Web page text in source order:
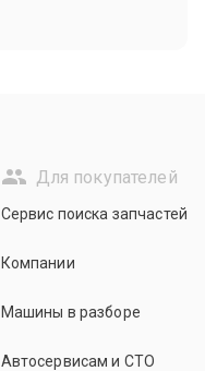
Для покупателей
Сервис поиска запчастей
Компании
Машины в разборе
Автосервисам и СТО